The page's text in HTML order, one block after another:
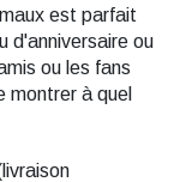
est parfait
d'anniversaire ou
ou les fans
montrer à quel